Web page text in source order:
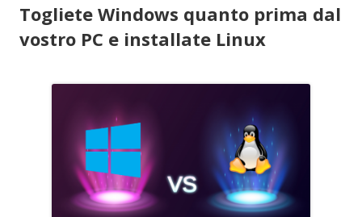
Togliete Windows quanto prima dal
vostro PC e installate Linux